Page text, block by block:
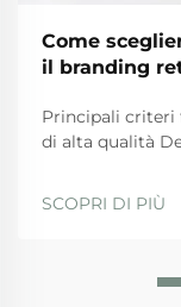
Come
il branding
Principali criteri
di alta qualità
qualità, ci sono
devono essere
SCOPRI DI PIÙ